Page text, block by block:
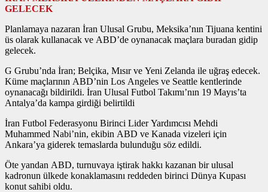
GELECEK
Planlamaya nazaran İran Ulusal Grubu, Meksika’nın Tijuana kentini
üs olarak kullanacak ve ABD’de oynanacak maçlara buradan gidip
gelecek.
G Grubu’nda İran; Belçika, Mısır ve Yeni Zelanda ile uğraş edecek.
Küme maçlarının ABD’nin Los Angeles ve Seattle kentlerinde
oynanacağı bildirildi. İran Ulusal Futbol Takımı’nın 19 Mayıs’ta
Antalya’da kampa girdiği belirtildi
İran Futbol Federasyonu Birinci Lider Yardımcısı Mehdi
Muhammed Nabi’nin, ekibin ABD ve Kanada vizeleri için
Ankara’ya giderek temaslarda bulunduğu söz edildi.
Öte yandan ABD, turnuvaya iştirak hakkı kazanan bir ulusal
kadronun ülkede konaklamasını reddeden birinci Dünya Kupası
konut sahibi oldu.